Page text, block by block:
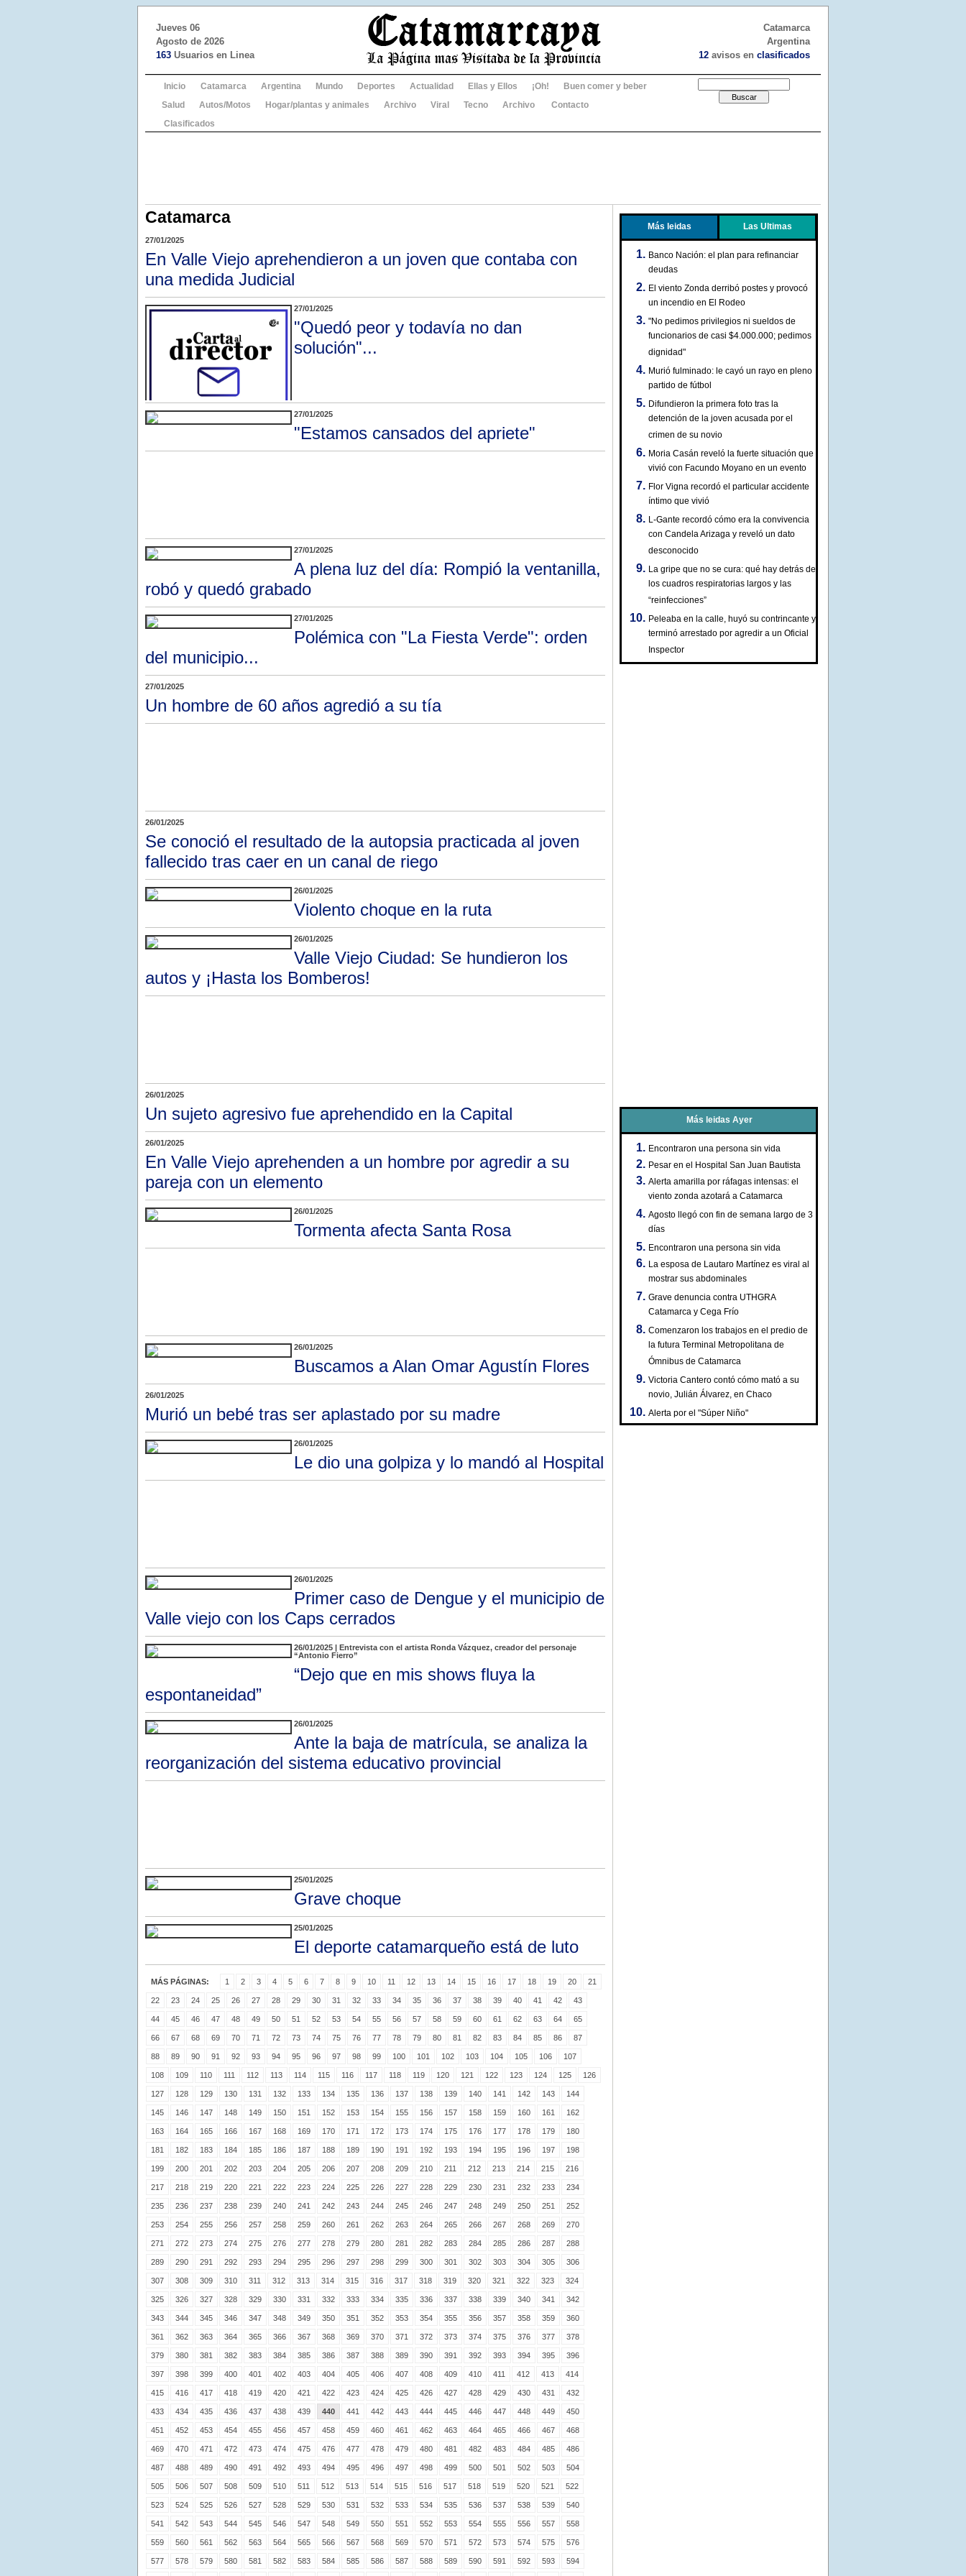
Jueves 06
Agosto de 2026
163 Usuarios en Linea
Catamarca
Argentina
12 avisos en clasificados
Inicio Catamarca Argentina Mundo Deportes Actualidad Ellas y Ellos ¡Oh!
Buen comer y beber
Salud
Autos/Motos Hogar/plantas y animales Archivo Viral Tecno Archivo
Contacto
Clasificados
Catamarca
27/01/2025
En Valle Viejo aprehendieron a un joven que contaba con
una medida Judicial
27/01/2025
"Quedó peor y todavía no dan
solución"...
27/01/2025
"Estamos cansados del apriete"
27/01/2025
A plena luz del día: Rompió la ventanilla,
robó y quedó grabado
27/01/2025
Polémica con "La Fiesta Verde": orden
del municipio...
27/01/2025
Un hombre de 60 años agredió a su tía
26/01/2025
Se conoció el resultado de la autopsia practicada al joven
fallecido tras caer en un canal de riego
26/01/2025
Violento choque en la ruta
26/01/2025
Valle Viejo Ciudad: Se hundieron los
autos y ¡Hasta los Bomberos!
26/01/2025
Un sujeto agresivo fue aprehendido en la Capital
26/01/2025
En Valle Viejo aprehenden a un hombre por agredir a su
pareja con un elemento
26/01/2025
Tormenta afecta Santa Rosa
26/01/2025
Buscamos a Alan Omar Agustín Flores
26/01/2025
Murió un bebé tras ser aplastado por su madre
26/01/2025
Le dio una golpiza y lo mandó al Hospital
26/01/2025
Primer caso de Dengue y el municipio de
Valle viejo con los Caps cerrados
26/01/2025 | Entrevista con el artista Ronda Vázquez, creador del personaje
“Antonio Fierro”
“Dejo que en mis shows fluya la
espontaneidad”
26/01/2025
Ante la baja de matrícula, se analiza la
reorganización del sistema educativo provincial
25/01/2025
Grave choque
25/01/2025
El deporte catamarqueño está de luto
MÁS PÁGINAS: 1 2 3 4 5 6 7 8 9 10 11 12 13 14 15 16 17 18 19 20 21
22 23 24 25 26 27 28 29 30 31 32 33 34 35 36 37 38 39 40 41 42 43
44 45 46 47 48 49 50 51 52 53 54 55 56 57 58 59 60 61 62 63 64 65
66 67 68 69 70 71 72 73 74 75 76 77 78 79 80 81 82 83 84 85 86 87
88 89 90 91 92 93 94 95 96 97 98 99 100 101 102 103 104 105 106 107
108 109 110 111 112 113 114 115 116 117 118 119 120 121 122 123 124 125 126
127 128 129 130 131 132 133 134 135 136 137 138 139 140 141 142 143 144
145 146 147 148 149 150 151 152 153 154 155 156 157 158 159 160 161 162
163 164 165 166 167 168 169 170 171 172 173 174 175 176 177 178 179 180
181 182 183 184 185 186 187 188 189 190 191 192 193 194 195 196 197 198
199 200 201 202 203 204 205 206 207 208 209 210 211 212 213 214 215 216
217 218 219 220 221 222 223 224 225 226 227 228 229 230 231 232 233 234
235 236 237 238 239 240 241 242 243 244 245 246 247 248 249 250 251 252
253 254 255 256 257 258 259 260 261 262 263 264 265 266 267 268 269 270
271 272 273 274 275 276 277 278 279 280 281 282 283 284 285 286 287 288
289 290 291 292 293 294 295 296 297 298 299 300 301 302 303 304 305 306
307 308 309 310 311 312 313 314 315 316 317 318 319 320 321 322 323 324
325 326 327 328 329 330 331 332 333 334 335 336 337 338 339 340 341 342
343 344 345 346 347 348 349 350 351 352 353 354 355 356 357 358 359 360
361 362 363 364 365 366 367 368 369 370 371 372 373 374 375 376 377 378
379 380 381 382 383 384 385 386 387 388 389 390 391 392 393 394 395 396
397 398 399 400 401 402 403 404 405 406 407 408 409 410 411 412 413 414
415 416 417 418 419 420 421 422 423 424 425 426 427 428 429 430 431 432
433 434 435 436 437 438 439 440 441 442 443 444 445 446 447 448 449 450
451 452 453 454 455 456 457 458 459 460 461 462 463 464 465 466 467 468
469 470 471 472 473 474 475 476 477 478 479 480 481 482 483 484 485 486
487 488 489 490 491 492 493 494 495 496 497 498 499 500 501 502 503 504
505 506 507 508 509 510 511 512 513 514 515 516 517 518 519 520 521 522
523 524 525 526 527 528 529 530 531 532 533 534 535 536 537 538 539 540
541 542 543 544 545 546 547 548 549 550 551 552 553 554 555 556 557 558
559 560 561 562 563 564 565 566 567 568 569 570 571 572 573 574 575 576
577 578 579 580 581 582 583 584 585 586 587 588 589 590 591 592 593 594
Más leidas Las Ultimas
Banco Nación: el plan para refinanciar
deudas
El viento Zonda derribó postes y provocó
un incendio en El Rodeo
"No pedimos privilegios ni sueldos de
funcionarios de casi $4.000.000; pedimos
dignidad"
Murió fulminado: le cayó un rayo en pleno
partido de fútbol
Difundieron la primera foto tras la
detención de la joven acusada por el
crimen de su novio
Moria Casán reveló la fuerte situación que
vivió con Facundo Moyano en un evento
Flor Vigna recordó el particular accidente
íntimo que vivió
L-Gante recordó cómo era la convivencia
con Candela Arizaga y reveló un dato
desconocido
La gripe que no se cura: qué hay detrás de
los cuadros respiratorias largos y las
“reinfecciones”
Peleaba en la calle, huyó su contrincante y
terminó arrestado por agredir a un Oficial
Inspector
Más leidas Ayer
Encontraron una persona sin vida
Pesar en el Hospital San Juan Bautista
Alerta amarilla por ráfagas intensas: el
viento zonda azotará a Catamarca
Agosto llegó con fin de semana largo de 3
días
Encontraron una persona sin vida
La esposa de Lautaro Martínez es viral al
mostrar sus abdominales
Grave denuncia contra UTHGRA
Catamarca y Cega Frío
Comenzaron los trabajos en el predio de
la futura Terminal Metropolitana de
Ómnibus de Catamarca
Victoria Cantero contó cómo mató a su
novio, Julián Álvarez, en Chaco
Alerta por el "Súper Niño"